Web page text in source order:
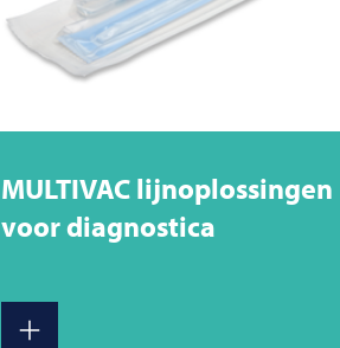
MULTIVAClijnoplossingen
voor diagnostica